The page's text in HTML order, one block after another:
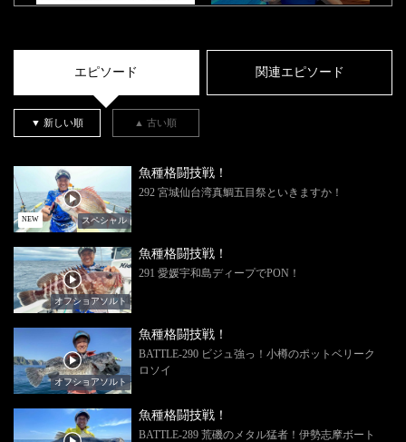
エピソード 関連エピソード
▼ 新しい順 ▲ 古い順
NEW スペシャル
魚種格闘技戦！
292 宮城仙台湾真鯛五目祭といきますか！
オフショアソルト
魚種格闘技戦！
291 愛媛宇和島ディープでPON！
オフショアソルト
魚種格闘技戦！
BATTLE-290 ビジュ強っ！小樽のポットベリーク
ロソイ
魚種格闘技戦！
BATTLE-289 荒磯のメタル猛者！伊勢志摩ボート